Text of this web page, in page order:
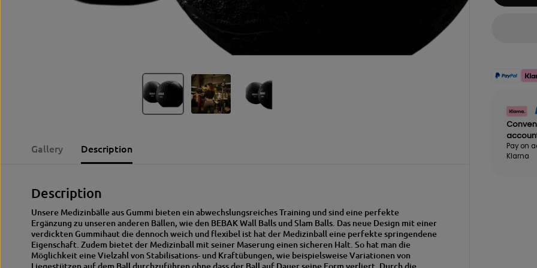
Gallery Description
Description
Unsere Medizinbälle aus Gummi bieten ein abwechslungsreiches Training und sind eine perfekte
Ergänzung zu unseren anderen Bällen, wie den BEBAK Wall Balls und Slam Balls. Das neue Design mit einer
verdickten Gummihaut die dennoch weich und flexibel ist hatder Medizinball eine perfekte springendene
Eigenschaft. Zudem bietet der Medizinball mit seiner Maserung einen sicheren Halt. So hat man die
Möglichkeit eine Vielzahl von Stabilisations- und Kraftübungen, wie beispielsweise Variationen von
Pay on
Klarna